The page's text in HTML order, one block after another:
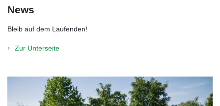
News
Bleib auf dem Laufenden!
Zur Unterseite